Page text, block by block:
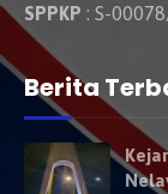
SPPKP : S-
Berita